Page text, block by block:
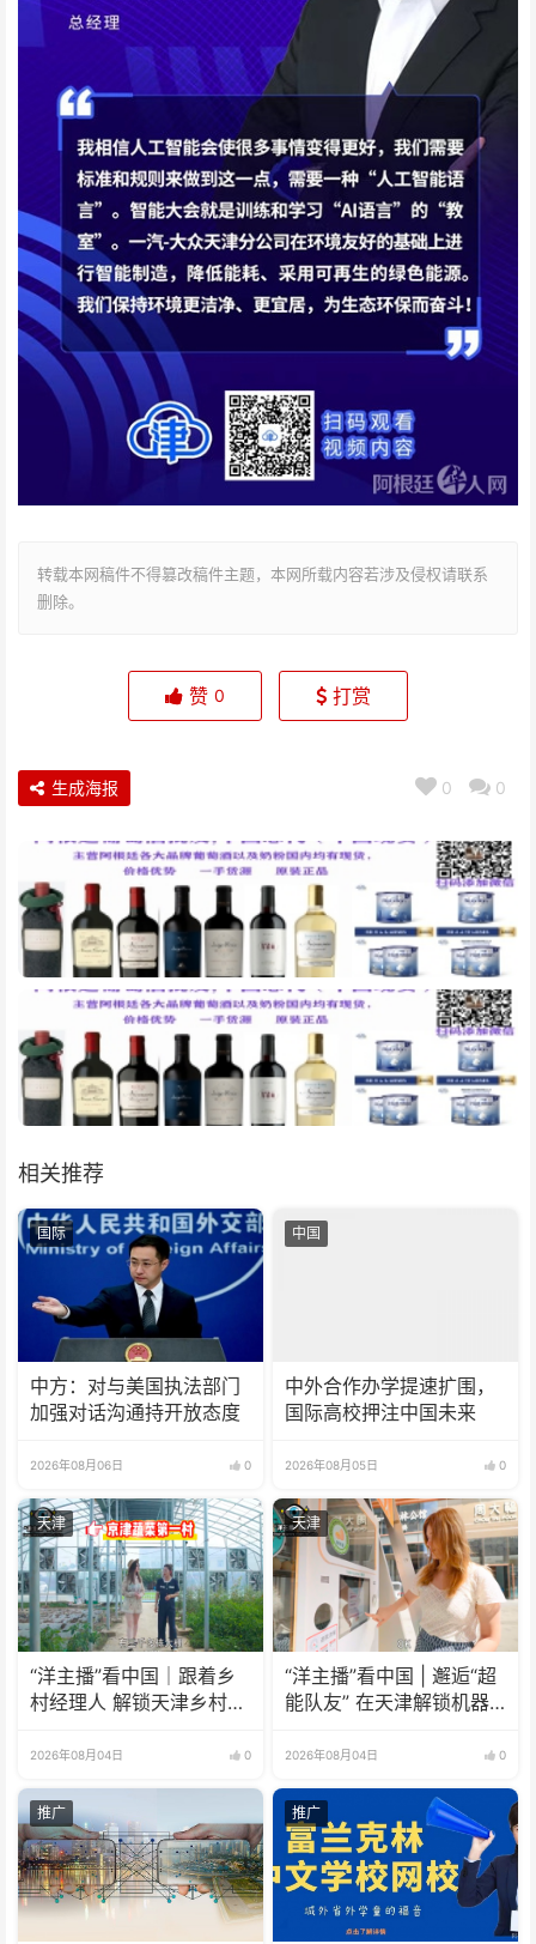
转载本网稿件不得篡改稿件主题，本网所载内容若涉及侵权请联系
删除。
赞 0 打赏
0 0
生成海报
相关推荐
国际
中方：对与美国执法部门
加强对话沟通持开放态度
2026年08月06日 0
中国
中外合作办学提速扩围，
国际高校押注中国未来
2026年08月05日 0
天津
“洋主播”看中国｜跟着乡
村经理人 解锁天津乡村振
2026年08月04日 0
天津
“洋主播”看中国 | 邂逅“超
能队友” 在天津解锁机器
2026年08月04日 0
推广 推广